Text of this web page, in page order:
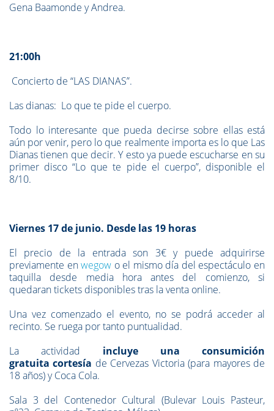
Gena Baamonde y Andrea.
21:00h
Concierto de “LAS DIANAS”.
Las dianas: Lo que te pide el cuerpo.
Todo lo interesante que pueda decirse sobre ellas está
aún por venir, pero lo que realmente importa es lo que Las
Dianas tienen que decir. Y esto ya puede escucharse en su
primer disco “Lo que te pide el cuerpo”, disponible el
8/10.
Viernes 17 de junio. Desde las 19 horas
El precio de la entrada son 3€ y puede adquirirse
previamente enwegow o el mismo día del espectáculo en
taquilla desde media hora antes del comienzo, si
quedaran tickets disponibles tras la venta online.
Una vez comenzado el evento, no se podrá acceder al
recinto. Se ruega por tanto puntualidad.
La actividad incluye una consumición
gratuita cortesía de Cervezas Victoria (para mayores de
18 años) y Coca Cola.
Sala 3 del Contenedor Cultural (Bulevar Louis Pasteur,